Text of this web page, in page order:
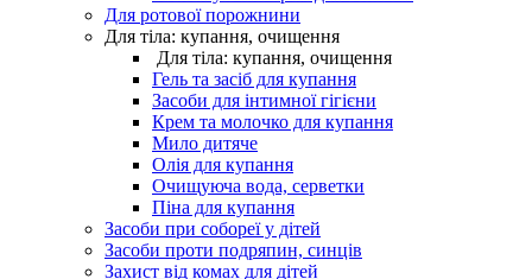
Для ротової порожнини
Для тіла: купання, очищення
Для тіла: купання, очищення
Гель та засіб для купання
Засоби для інтимної гігієни
Крем та молочко для купання
Мило дитяче
Олія для купання
Очищуюча вода, серветки
Піна для купання
Засоби при собореї у дітей
Засоби проти подряпин, синців
Захист від комах для дітей